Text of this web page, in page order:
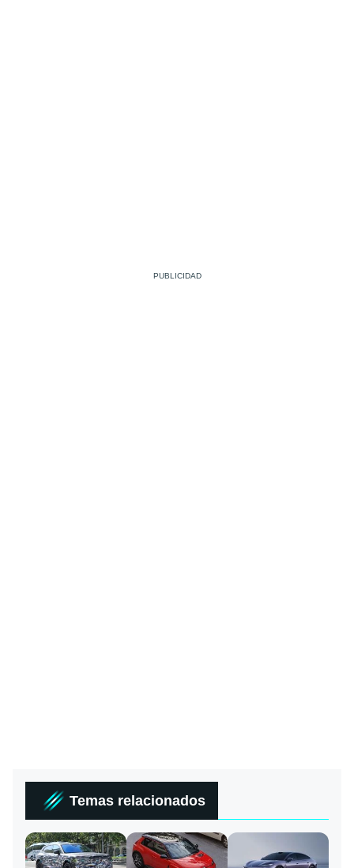
Temas relacionados